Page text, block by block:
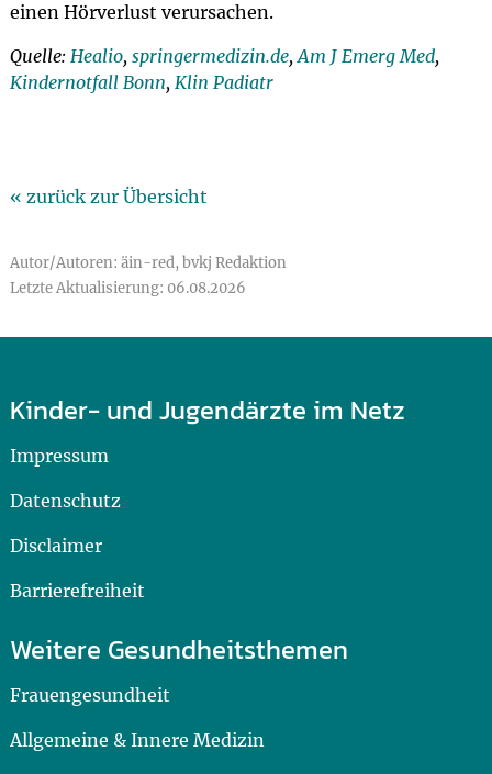
einen Hörverlust verursachen.
Quelle: Healio, springermedizin.de,Am J Emerg Med,
Kindernotfall Bonn, Klin Padiatr
« zurück zur Übersicht
Autor/Autoren: äin-red, bvkj Redaktion
Letzte Aktualisierung: 06.08.2026
Kinder- und Jugendärzte im Netz
Impressum
Datenschutz
Disclaimer
Barrierefreiheit
Weitere Gesundheitsthemen
Frauengesundheit
Allgemeine & Innere Medizin